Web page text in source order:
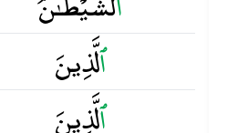
ٱلَّذِينَ
ٱلَّذِينَ